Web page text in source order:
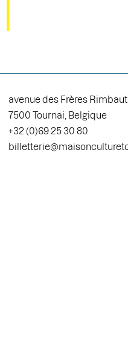
avenue des Frères Rimbaut
7500 Tournai, Belgique
+32 (0)69 25 30 80